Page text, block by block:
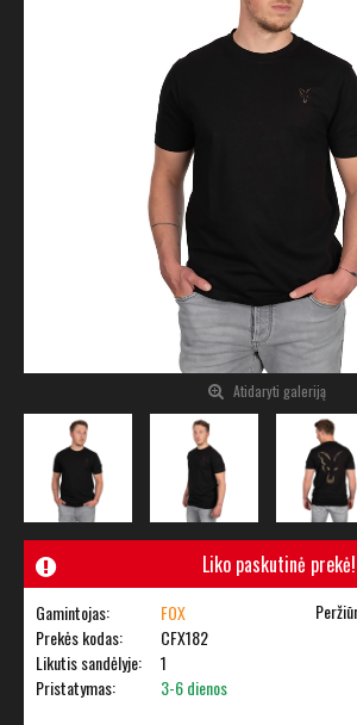
Atidaryti galeriją
Liko paskutinė prekė!
Gamintojas:
FOX
Prekės kodas:
CFX182
Likutis sandėlyje:
1
Pristatymas:
3-6 dienos